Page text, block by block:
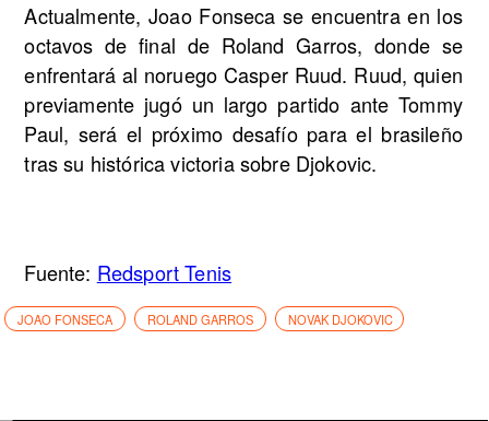
Actualmente, Joao Fonseca se encuentra en los
octavos de final de Roland Garros, donde se
enfrentará al noruego Casper Ruud. Ruud, quien
previamente jugó un largo partido ante Tommy
Paul, será el próximo desafío para el brasileño
tras su histórica victoria sobre Djokovic.
Fuente: Redsport Tenis
JOAO FONSECA ROLAND GARROS NOVAK DJOKOVIC